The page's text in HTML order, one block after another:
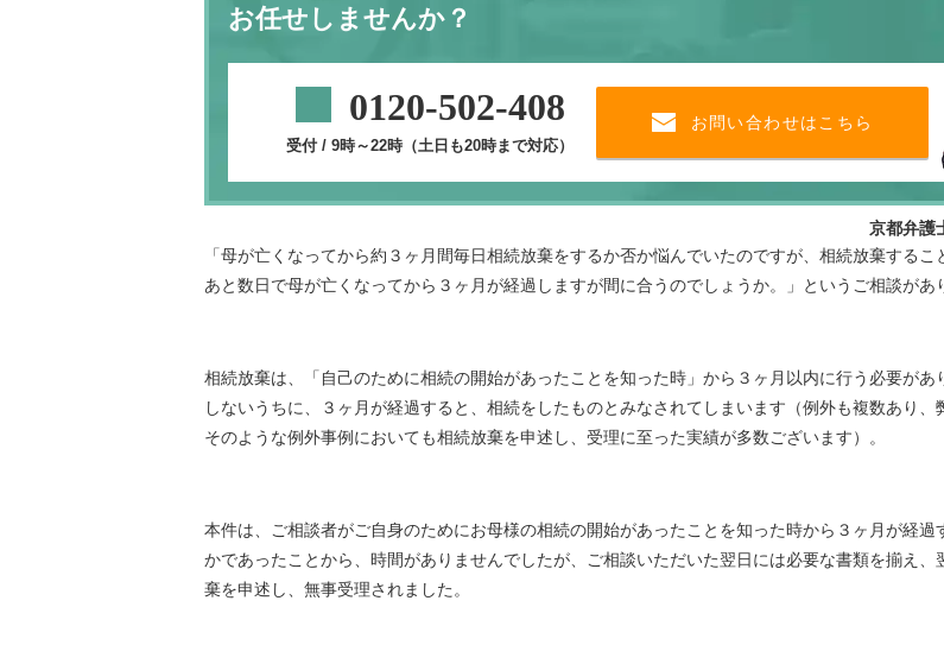
お任せしませんか？
0120-502-408
受付 / 9時～22時（土日も20時まで対応）
お問い合わせはこちら
京都弁護
「母が亡くなってから約３ヶ月間毎日相続放棄をするか否か悩んでいたのですが、相続放棄するこ
あと数日で母が亡くなってから３ヶ月が経過しますが間に合うのでしょうか。」というご相談があ
相続放棄は、「自己のために相続の開始があったことを知った時」から３ヶ月以内に行う必要があ
しないうちに、３ヶ月が経過すると、相続をしたものとみなされてしまいます（例外も複数あり、
そのような例外事例においても相続放棄を申述し、受理に至った実績が多数ございます）。
本件は、ご相談者がご自身のためにお母様の相続の開始があったことを知った時から３ヶ月が経過
かであったことから、時間がありませんでしたが、ご相談いただいた翌日には必要な書類を揃え、
棄を申述し、無事受理されました。